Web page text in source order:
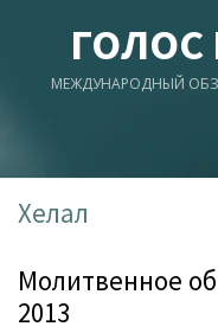
МЕЖДУНАРОДНЫЙ
Хелал
Молитвенное
2013